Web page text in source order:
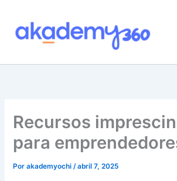
contenido
Recursos
para
Porakademyochi/abril 7, 2025